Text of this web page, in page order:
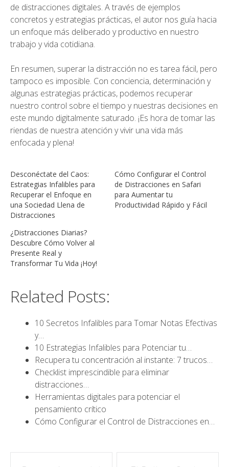
de distracciones digitales. A través de ejemplos
concretos y estrategias prácticas, el autor nos guía hacia
un enfoque más deliberado y productivo en nuestro
trabajo y vida cotidiana.
En resumen, superar la distracción no es tarea fácil, pero
tampoco es imposible. Con conciencia, determinación y
algunas estrategias prácticas, podemos recuperar
nuestro control sobre el tiempo y nuestras decisiones en
este mundo digitalmente saturado. ¡Es hora de tomar las
riendas de nuestra atención y vivir una vida más
enfocada y plena!
Desconéctate del Caos:
Estrategias Infalibles para
Recuperar el Enfoque en
una Sociedad Llena de
Distracciones
Cómo Configurar el Control
de Distracciones en Safari
para Aumentar tu
Productividad Rápido y Fácil
¿Distracciones Diarias?
Descubre Cómo Volver al
Presente Real y
Transformar Tu Vida ¡Hoy!
Related Posts:
10 Secretos Infalibles para Tomar Notas Efectivas
y…
10 Estrategias Infalibles para Potenciar tu…
Recupera tu concentración al instante: 7 trucos…
Checklist imprescindible para eliminar
distracciones…
Herramientas digitales para potenciar el
pensamiento crítico
Cómo Configurar el Control de Distracciones en…